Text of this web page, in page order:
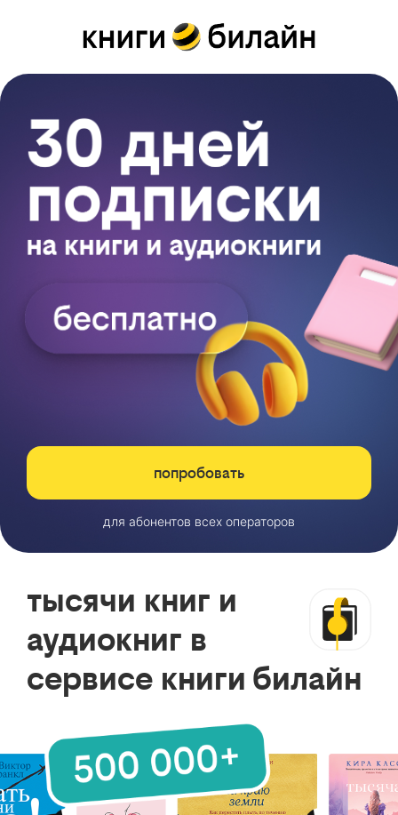
попробовать
для абонентов всех операторов
тысячи книг и
аудиокниг в
сервисе книги билайн